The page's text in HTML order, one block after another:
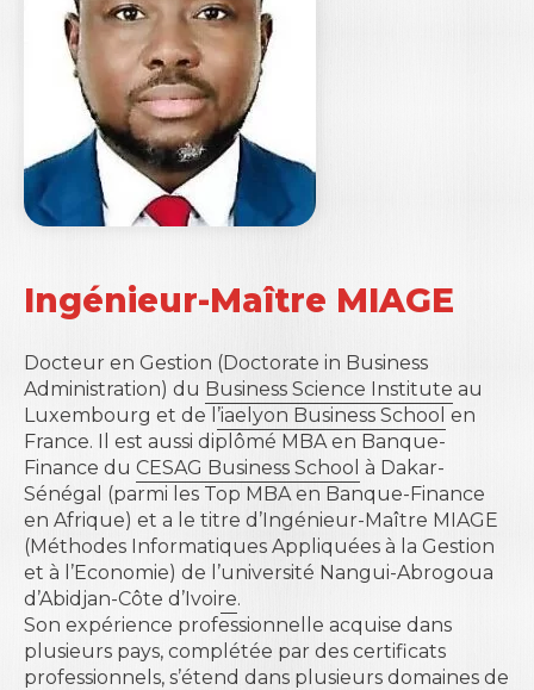
Ingénieur-Maître MIAGE
Docteur en Gestion (Doctorate in Business
Administration) du Business Science Institute au
Luxembourg et de l ’iaelyon Business School en
France. Il est aussi diplômé MBA en Banque-
Finance du CESAG Business School à Dakar-
Sénégal (parmi les Top MBA en Banque-Finance
en Afrique) et a le titre d’Ingénieur-Maître MIAGE
(Méthodes Informatiques Appliquées à la Gestion
et à l’Economie) de l’université Nangui-Abrogoua
d’Abidjan-Côte d’Ivoire.
Son expérience professionnelle acquise dans
plusieurs pays, complétée par des certificats
professionnels, s’étend dans plusieurs domaines de